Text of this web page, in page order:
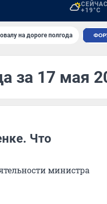
СЕЙЧАС
+19°C
на дороге полгода
за 17 мая
Что
министра